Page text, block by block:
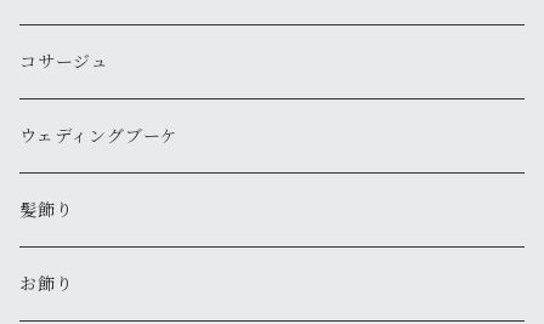
コサージュ
ウェディングブーケ
髪飾り
お飾り